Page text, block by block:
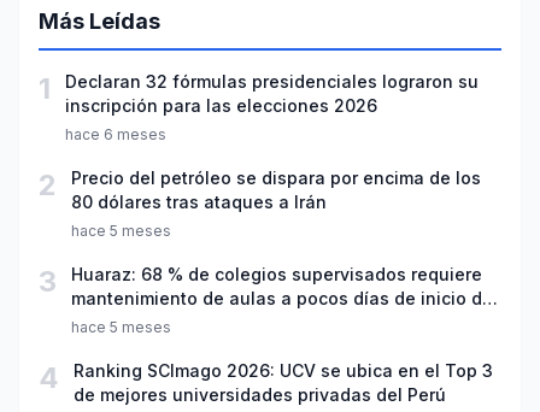
Más Leídas
1
Declaran 32 fórmulas presidenciales lograron su
inscripción para las elecciones 2026
hace 6 meses
2
Precio del petróleo se dispara por encima de los
80 dólares tras ataques a Irán
hace 5 meses
3
Huaraz: 68 % de colegios supervisados requiere
mantenimiento de aulas a pocos días de inicio del
año escolar 2026
hace 5 meses
4
Ranking SCImago 2026: UCV se ubica en el Top 3
de mejores universidades privadas del Perú